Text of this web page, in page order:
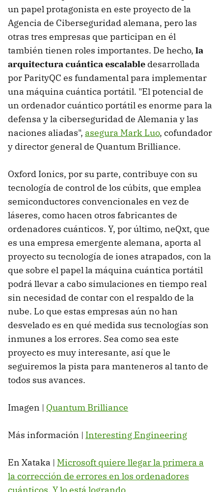
un papel protagonista en este proyecto de la
Agencia de Ciberseguridad alemana, pero las
otras tres empresas que participan en él
también tienen roles importantes. De hecho, la
arquitectura cuántica escalable desarrollada
por ParityQC es fundamental para implementar
una máquina cuántica portátil. "El potencial de
un ordenador cuántico portátil es enorme para la
defensa y la ciberseguridad de Alemania y las
naciones aliadas", asegura Mark Luo, cofundador
y director general de Quantum Brilliance.
Oxford Ionics, por su parte, contribuye con su
tecnología de control de los cúbits, que emplea
semiconductores convencionales en vez de
láseres, como hacen otros fabricantes de
ordenadores cuánticos. Y, por último, neQxt, que
es una empresa emergente alemana, aporta al
proyecto su tecnología de iones atrapados, con la
que sobre el papel la máquina cuántica portátil
podrá llevar a cabo simulaciones en tiempo real
sin necesidad de contar con el respaldo de la
nube. Lo que estas empresas aún no han
desvelado es en qué medida sus tecnologías son
inmunes a los errores. Sea como sea este
proyecto es muy interesante, así que le
seguiremos la pista para manteneros al tanto de
todos sus avances.
Imagen | Quantum Brilliance
Más información | Interesting Engineering
En Xataka | Microsoft quiere llegar la primera a
la corrección de errores en los ordenadores